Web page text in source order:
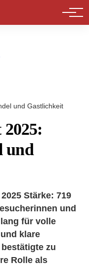
und Gastlichkeit
und
Stärke: 719
und
für volle
klare
zu
Rolle als